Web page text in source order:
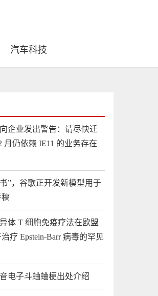
汽车科技
企业发出警告：请尽快迁
月仍依赖 IE11 的业务存在
”，谷歌正开发新模型用于
稿
体 T 细胞免疫疗法在欧盟
疗 Epstein-Barr 病毒的罕见
电子斗蛐蛐梗出处介绍